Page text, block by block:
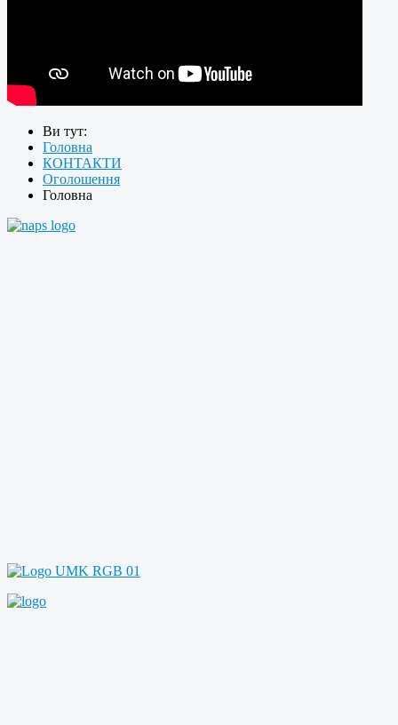
Ви тут:
Головна
КОНТАКТИ
Оголошення
Головна